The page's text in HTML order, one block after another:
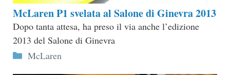
McLaren P1 svelata al Salone di Ginevra 2013
Dopo tanta attesa, ha preso il via anche l’edizione
2013 del Salone di Ginevra
Categorie
McLaren